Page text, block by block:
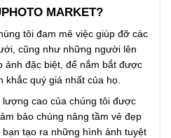
MARKET?
tôi đam mê việc giúp đỡ các
cũng như những người lên
ảnh đặc biệt, để nắm bắt được
khắc quý giá nhất của họ.
cao của chúng tôi được
bảo chúng nâng tầm vẻ đẹp
tạo ra những hình ảnh tuyệt